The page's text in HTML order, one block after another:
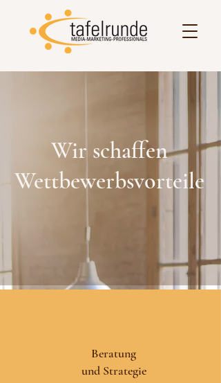
Wir schaffen
Wettbewerbsvorteile
Beratung
und Strategie